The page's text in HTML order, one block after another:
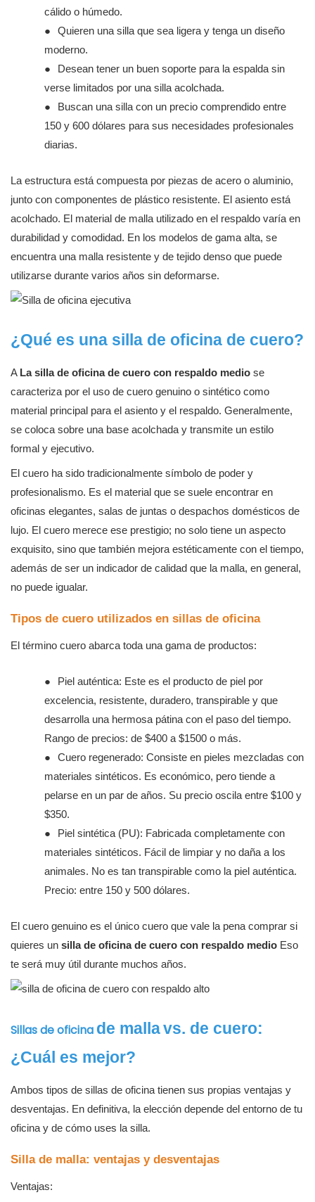
cálido o húmedo.
●
Quieren una silla que sea ligera y tenga un diseño
moderno.
●
Desean tener un buen soporte para la espalda sin
verse limitados por una silla acolchada.
●
Buscan una silla con un precio comprendido entre
150 y 600 dólares para sus necesidades profesionales
diarias.
La estructura está compuesta por piezas de acero o aluminio,
junto con componentes de plástico resistente. El asiento está
acolchado. El material de malla utilizado en el respaldo varía en
durabilidad y comodidad. En los modelos de gama alta, se
encuentra una malla resistente y de tejido denso que puede
utilizarse durante varios años sin deformarse.
¿Qué es una silla de oficina de cuero?
A La silla de oficina de cuero con respaldo medio se
caracteriza por el uso de cuero genuino o sintético como
material principal para el asiento y el respaldo. Generalmente,
se coloca sobre una base acolchada y transmite un estilo
formal y ejecutivo.
El cuero ha sido tradicionalmente símbolo de poder y
profesionalismo. Es el material que se suele encontrar en
oficinas elegantes, salas de juntas o despachos domésticos de
lujo. El cuero merece ese prestigio; no solo tiene un aspecto
exquisito, sino que también mejora estéticamente con el tiempo,
además de ser un indicador de calidad que la malla, en general,
no puede igualar.
Tipos de cuero utilizados en sillas de oficina
El término cuero abarca toda una gama de productos:
●
Piel auténtica: Este es el producto de piel por
excelencia, resistente, duradero, transpirable y que
desarrolla una hermosa pátina con el paso del tiempo.
Rango de precios: de $400 a $1500 o más.
●
Cuero regenerado: Consiste en pieles mezcladas con
materiales sintéticos. Es económico, pero tiende a
pelarse en un par de años. Su precio oscila entre $100 y
$350.
●
Piel sintética (PU): Fabricada completamente con
materiales sintéticos. Fácil de limpiar y no daña a los
animales. No es tan transpirable como la piel auténtica.
Precio: entre 150 y 500 dólares.
El cuero genuino es el único cuero que vale la pena comprar si
quieres un silla de oficina de cuero con respaldo medio Eso
te será muy útil durante muchos años.
Sillas de oficina de mallavs. de cuero:
¿Cuál es mejor?
Ambos tipos de sillas de oficina tienen sus propias ventajas y
desventajas. En definitiva, la elección depende del entorno de tu
oficina y de cómo uses la silla.
Silla de malla: ventajas y desventajas
Ventajas: